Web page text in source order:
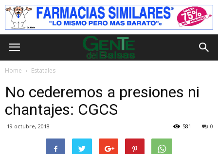
Home Estatales
No cederemos a presiones ni
chantajes: CGCS
19 octubre, 2018 0
581